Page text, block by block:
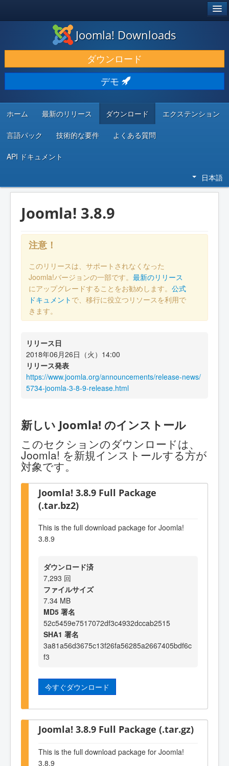
ダウンロードと機能拡張
発見と学び
コミュニティとサポート
開発者向けリソース
Joomla! Downloads
ダウンロード
デモ
ホーム 最新のリリース ダウンロード エクステンション
言語パック 技術的な要件 よくある質問
API ドキュメント
日本語
Joomla! 3.8.9
注意！
このリリースは、サポートされなくなった
Joomla!バージョンの一部です。 最新のリリース
にアップグレードすることをお勧めします。 公式
ドキュメント で、移行に役立つリソースを利用で
きます。
リリース日
2018年06月26日（火）14:00
リリース発表
https://www.joomla.org/announcements/release-news/
5734-joomla-3-8-9-release.html
新しい Joomla! のインストール
このセクションのダウンロードは、
Joomla! を新規インストールする方が
対象です。
Joomla! 3.8.9 Full Package
(.tar.bz2)
This is the full download package for Joomla!
3.8.9
ダウンロード済
7,293 回
ファイルサイズ
7.34 MB
MD5 署名
52c5459e7517072df3c4932dccab2515
SHA1 署名
3a81a56d3675c13f26fa56285a2667405bdf6c
f3
今すぐダウンロード
Joomla! 3.8.9 Full Package (.tar.gz)
This is the full download package for Joomla!
3.8.9